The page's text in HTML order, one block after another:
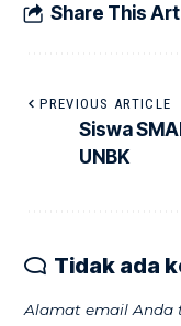
Share This
PREVIOUS ARTICLE
Siswa
UNBK
Tidak ada
Alamat email Anda